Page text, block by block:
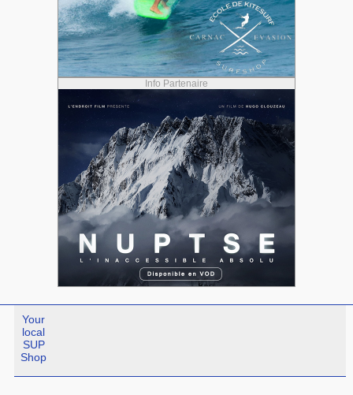
Info Partenaire
Your
local
SUP
Shop